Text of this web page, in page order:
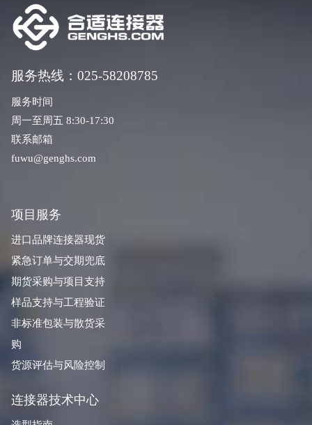
服务热线：025-58208785
服务时间
周一至周五 8:30-17:30
联系邮箱
fuwu@genghs.com
项目服务
进口品牌连接器现货
紧急订单与交期兜底
期货采购与项目支持
样品支持与工程验证
非标准包装与散货采
购
货源评估与风险控制
连接器技术中心